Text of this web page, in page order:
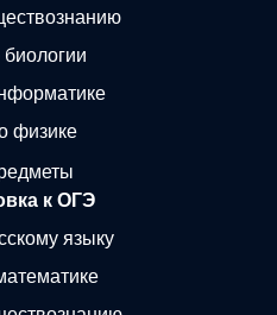
физике
к ОГЭ
языку